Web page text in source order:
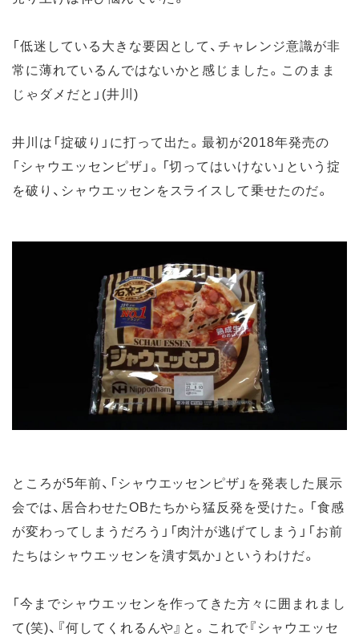
「低迷している大きな要因として、チャレンジ意識が非
常に薄れているんではないかと感じました。このまま
じゃダメだと」(井川)
井川は「掟破り」に打って出た。最初が2018年発売の
「シャウエッセンピザ」。「切ってはいけない」という掟
を破り、シャウエッセンをスライスして乗せたのだ。
ところが5年前、「シャウエッセンピザ」を発表した展示
会では、居合わせたOBたちから猛反発を受けた。「食感
が変わってしまうだろう」「肉汁が逃げてしまう」「お前
たちはシャウエッセンを潰す気か」というわけだ。
「今までシャウエッセンを作ってきた方々に囲まれまし
て(笑)、『何してくれるんや』と。これで『シャウエッセ